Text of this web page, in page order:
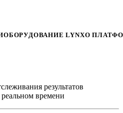
ОБОРУДОВАНИЕ LYNXО
результатов
времени